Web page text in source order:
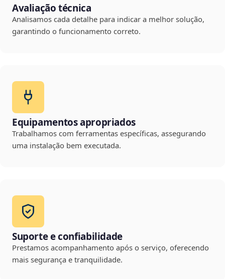
Avaliação técnica
Analisamos cada detalhe para indicar a melhor solução,
garantindo o funcionamento correto.
Equipamentos apropriados
Trabalhamos com ferramentas específicas, assegurando
uma instalação bem executada.
Suporte e confiabilidade
Prestamos acompanhamento após o serviço, oferecendo
mais segurança e tranquilidade.